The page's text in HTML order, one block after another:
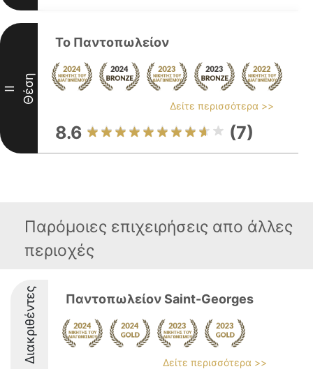
II Θέση
Το Παντοπωλείον
Δείτε περισσότερα >>
8.6 (7)
Παρόμοιες επιχειρήσεις απο άλλες
περιοχές
Διακριθέντες Παντοπωλείον Saint-Georges
Δείτε περισσότερα >>